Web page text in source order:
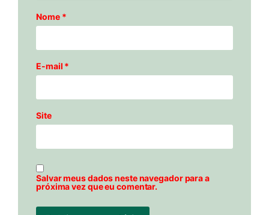
Nome *
E-mail *
Site
Salvar meus dados neste navegador para a
próxima vez que eu comentar.